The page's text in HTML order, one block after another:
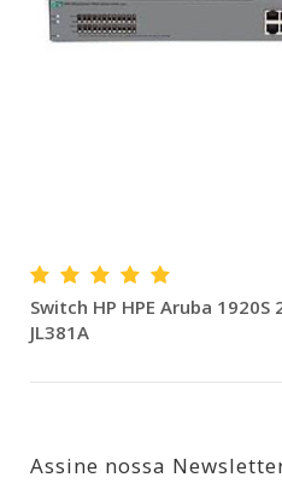
Switch HP HPE Aruba
JL381A
Assine nossa